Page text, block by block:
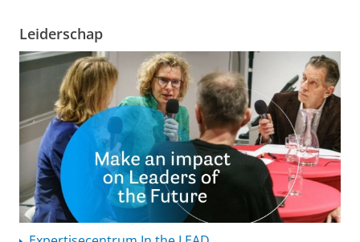
Leiderschap